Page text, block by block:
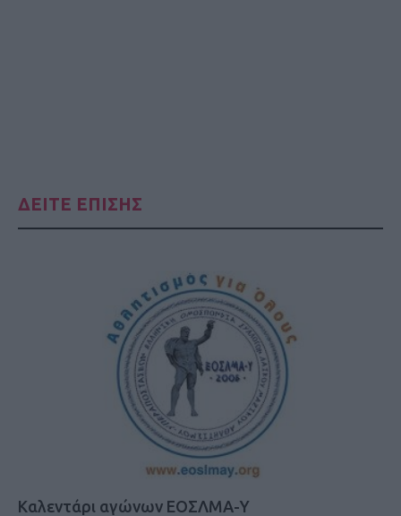
ΔΕΙΤΕ ΕΠΙΣΗΣ
Καλεντάρι αγώνων ΕΟΣΛΜΑ-Υ